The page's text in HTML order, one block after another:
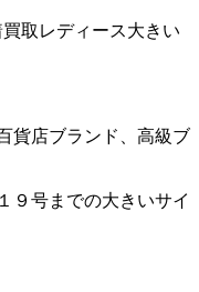
取レディース大きい
貨店ブランド、高級ブ
号までの大きいサイ